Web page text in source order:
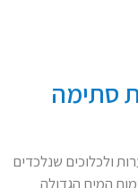
סתימה
ולכלוכים שנלכדים
המים הגדולה